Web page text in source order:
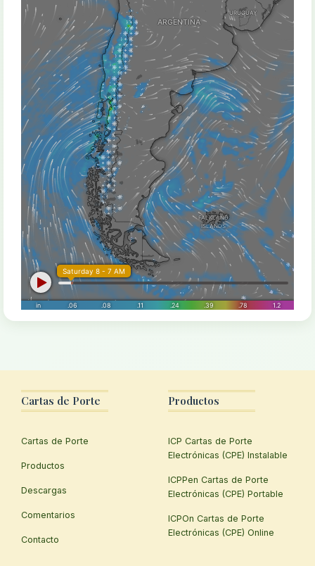
Cartas de Porte
Cartas de Porte
Productos
Descargas
Comentarios
Contacto
Productos
ICP Cartas de Porte
Electrónicas (CPE) Instalable
ICPPen Cartas de Porte
Electrónicas (CPE) Portable
ICPOn Cartas de Porte
Electrónicas (CPE) Online